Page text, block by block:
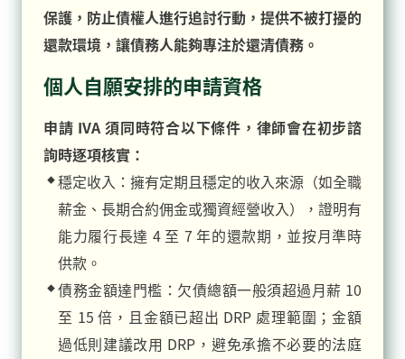
保護，防止債權人進行追討行動，提供不被打擾的
還款環境，讓債務人能夠專注於還清債務。
個人自願安排的申請資格
申請 IVA 須同時符合以下條件，律師會在初步諮
詢時逐項核實：
穩定收入：擁有定期且穩定的收入來源（如全職
薪金、長期合約佣金或獨資經營收入），證明有
能力履行長達 4 至 7 年的還款期，並按月準時
供款。
債務金額達門檻：欠債總額一般須超過月薪 10
至 15 倍，且金額已超出 DRP 處理範圍；金額
過低則建議改用 DRP，避免承擔不必要的法庭